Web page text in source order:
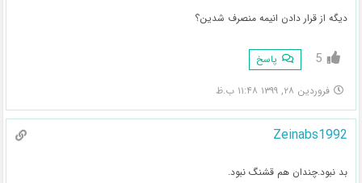
دیگه از قرار دادن انیمه منصرف شدین؟
5 پاسخ
فروردین ۲۸, ۱۳۹۹ ۱۱:۴۸ ب.ظ
Zeinabs1992
بد نبود.چندان هم قشنگ نبود.